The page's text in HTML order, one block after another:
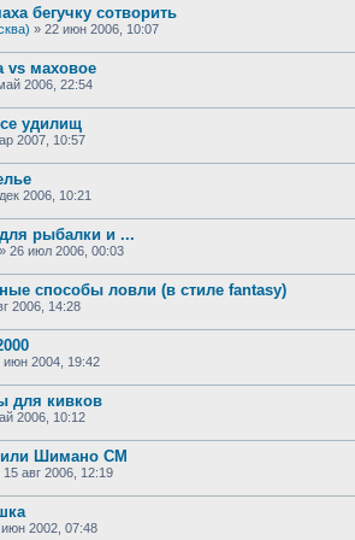
бегучку сотворить
» 22 июн 2006, 10:07
vs маховое
2006, 22:54
удилищ
2007, 10:57
2006, 10:21
рыбалки и ...
» 26 июл 2006, 00:03
способы ловли (в стиле fantasy)
2006, 14:28
июн 2004, 19:42
для кивков
2006, 10:12
Шимано СМ
15 авг 2006, 12:19
июн 2002, 07:48